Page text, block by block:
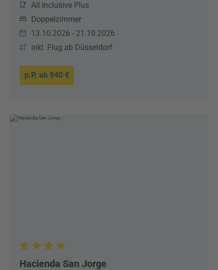
All Inclusive Plus
Doppelzimmer
13.10.2026 - 21.10.2026
inkl. Flug ab Düsseldorf
p.P. ab 940 €
Hacienda San Jorge